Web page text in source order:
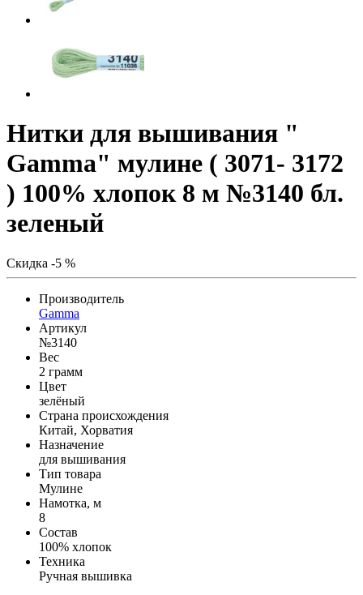
Нитки для вышивания "
Gamma" мулине ( 3071- 3172
) 100% хлопок 8 м №3140 бл.
зеленый
Скидка -5 %
Производитель
Gamma
Артикул
№3140
Вес
2 грамм
Цвет
зелёный
Страна происхождения
Китай, Хорватия
Назначение
для вышивания
Тип товара
Мулине
Намотка, м
8
Состав
100% хлопок
Техника
Ручная вышивка